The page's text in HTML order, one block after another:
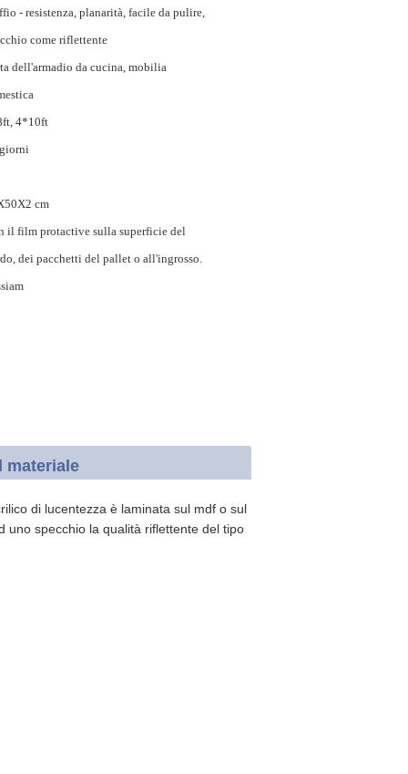
- resistenza, planarità, facile da pulire,
come riflettente
dell'armadio da cucina, mobilia
4*10ft
cm
il film protactive sulla superficie del
dei pacchetti del pallet o all'ingrosso.
materiale
di lucentezza è laminata sul mdf o sul
uno specchio la qualità riflettente del tipo